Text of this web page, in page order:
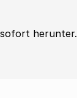
herunter.